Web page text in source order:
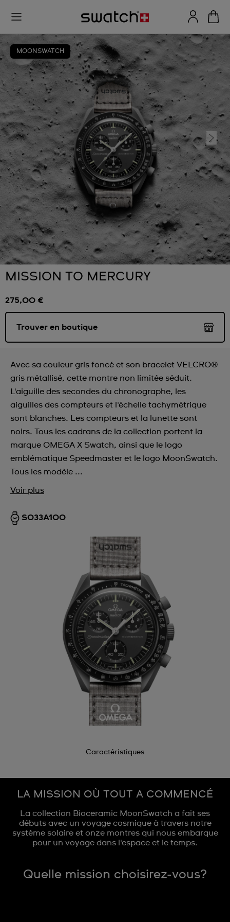
MOONSWATCH
MISSION TO MERCURY
275,00 €
Trouver en boutique
Avec sa couleur gris foncé et son bracelet VELCRO®
gris métallisé, cette montre non limitée séduit.
L'aiguille des secondes du chronographe, les
aiguilles des compteurs et l'échelle tachymétrique
sont blanches. Les compteurs et la lunette sont
noirs. Tous les cadrans de la collection portent la
marque OMEGA X Swatch, ainsi que le logo
emblématique Speedmaster et le logo MoonSwatch.
Tous les modèle ...
Voir plus
SO33A100
Caractéristiques
LA MISSION OÙ TOUT A COMMENCÉ
La collection Bioceramic MoonSwatch a fait ses
débuts avec un voyage cosmique à travers notre
système solaire et onze montres qui nous embarque
pour un voyage dans l'espace et le temps.
Quelle mission choisirez-vous?